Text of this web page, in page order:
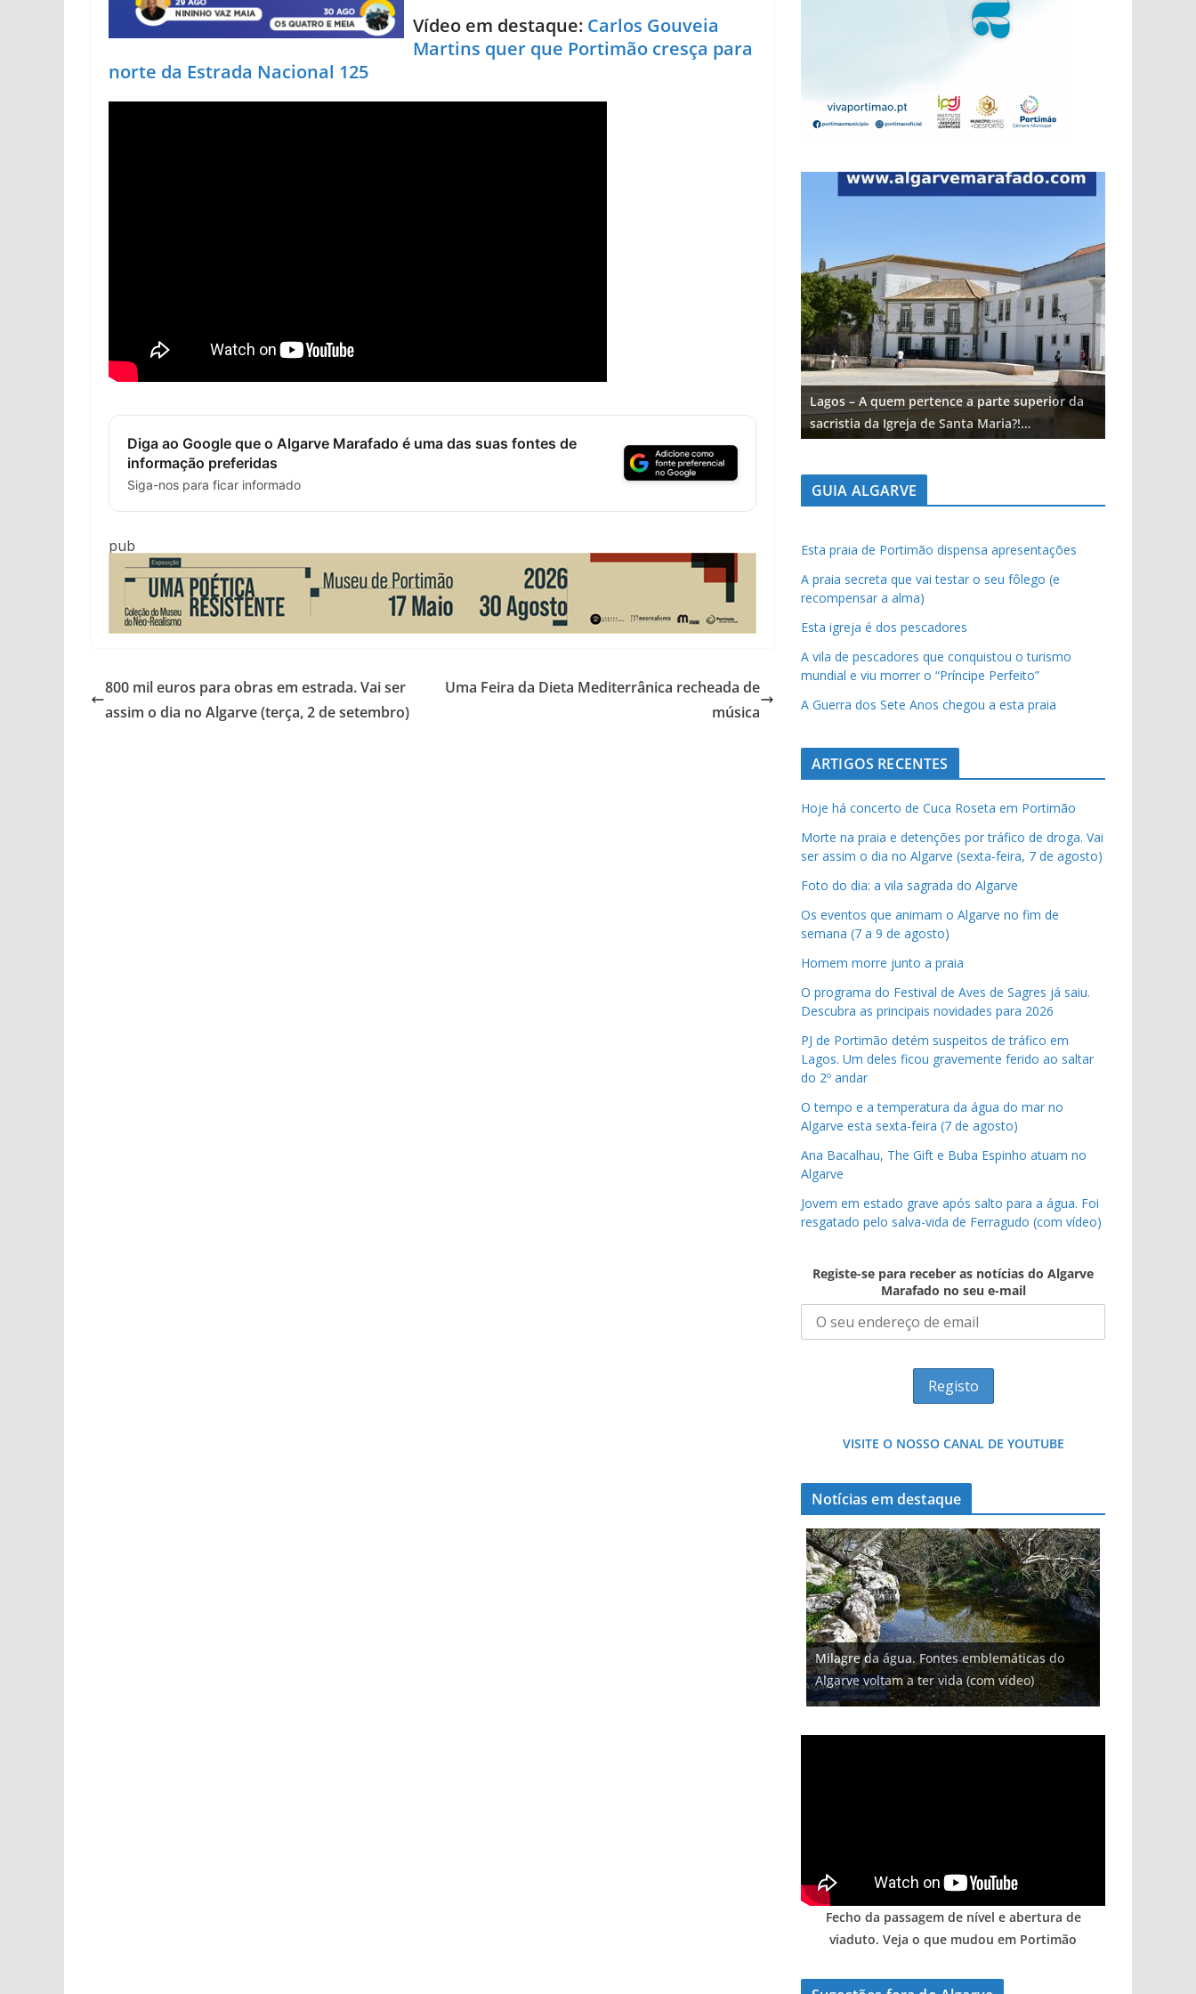
Vídeo em destaque: Carlos Gouveia
Martins quer que Portimão cresça para
norte da Estrada Nacional 125
Diga ao Google que o Algarve Marafado é uma das suas fontes de
informação preferidas
Siga-nos para ficar informado
pub
800 mil euros para obras em estrada. Vai ser
assim o dia no Algarve (terça, 2 de setembro)
Uma Feira da Dieta Mediterrânica recheada de
música
Lagos – A quem pertence a parte superior da
sacristia da Igreja de Santa Maria?!…
GUIA ALGARVE
Esta praia de Portimão dispensa apresentações
A praia secreta que vai testar o seu fôlego (e
recompensar a alma)
Esta igreja é dos pescadores
A vila de pescadores que conquistou o turismo
mundial e viu morrer o “Príncipe Perfeito”
A Guerra dos Sete Anos chegou a esta praia
ARTIGOS RECENTES
Hoje há concerto de Cuca Roseta em Portimão
Morte na praia e detenções por tráfico de droga. Vai
ser assim o dia no Algarve (sexta-feira, 7 de agosto)
Foto do dia: a vila sagrada do Algarve
Os eventos que animam o Algarve no fim de
semana (7 a 9 de agosto)
Homem morre junto a praia
O programa do Festival de Aves de Sagres já saiu.
Descubra as principais novidades para 2026
PJ de Portimão detém suspeitos de tráfico em
Lagos. Um deles ficou gravemente ferido ao saltar
do 2º andar
O tempo e a temperatura da água do mar no
Algarve esta sexta-feira (7 de agosto)
Ana Bacalhau, The Gift e Buba Espinho atuam no
Algarve
Jovem em estado grave após salto para a água. Foi
resgatado pelo salva-vida de Ferragudo (com vídeo)
Registe-se para receber as notícias do Algarve
Marafado no seu e-mail
VISITE O NOSSO CANAL DE YOUTUBE
Notícias em destaque
Milagre da água. Fontes emblemáticas do
Algarve voltam a ter vida (com vídeo)
Tapas do mar a 3 euros cada. Nova rota
gastronómica nasce no Algarve
Foto do dia: uma cidade algarvia que cresceu
entre redes e fábricas
Projeto milionário: investimento de 108
milhões de euros na construção de dois
hotéis (com vídeo)
Tempestades roubam areia de praias e põem
arribas em risco no Algarve (com vídeo)
Fecho da passagem de nível e abertura de
viaduto. Veja o que mudou em Portimão